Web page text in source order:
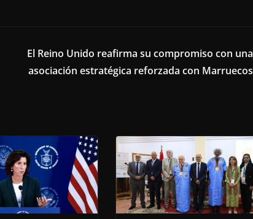
El Reino Unido reafirma su compromiso con una
asociación estratégica reforzada con Marruecos